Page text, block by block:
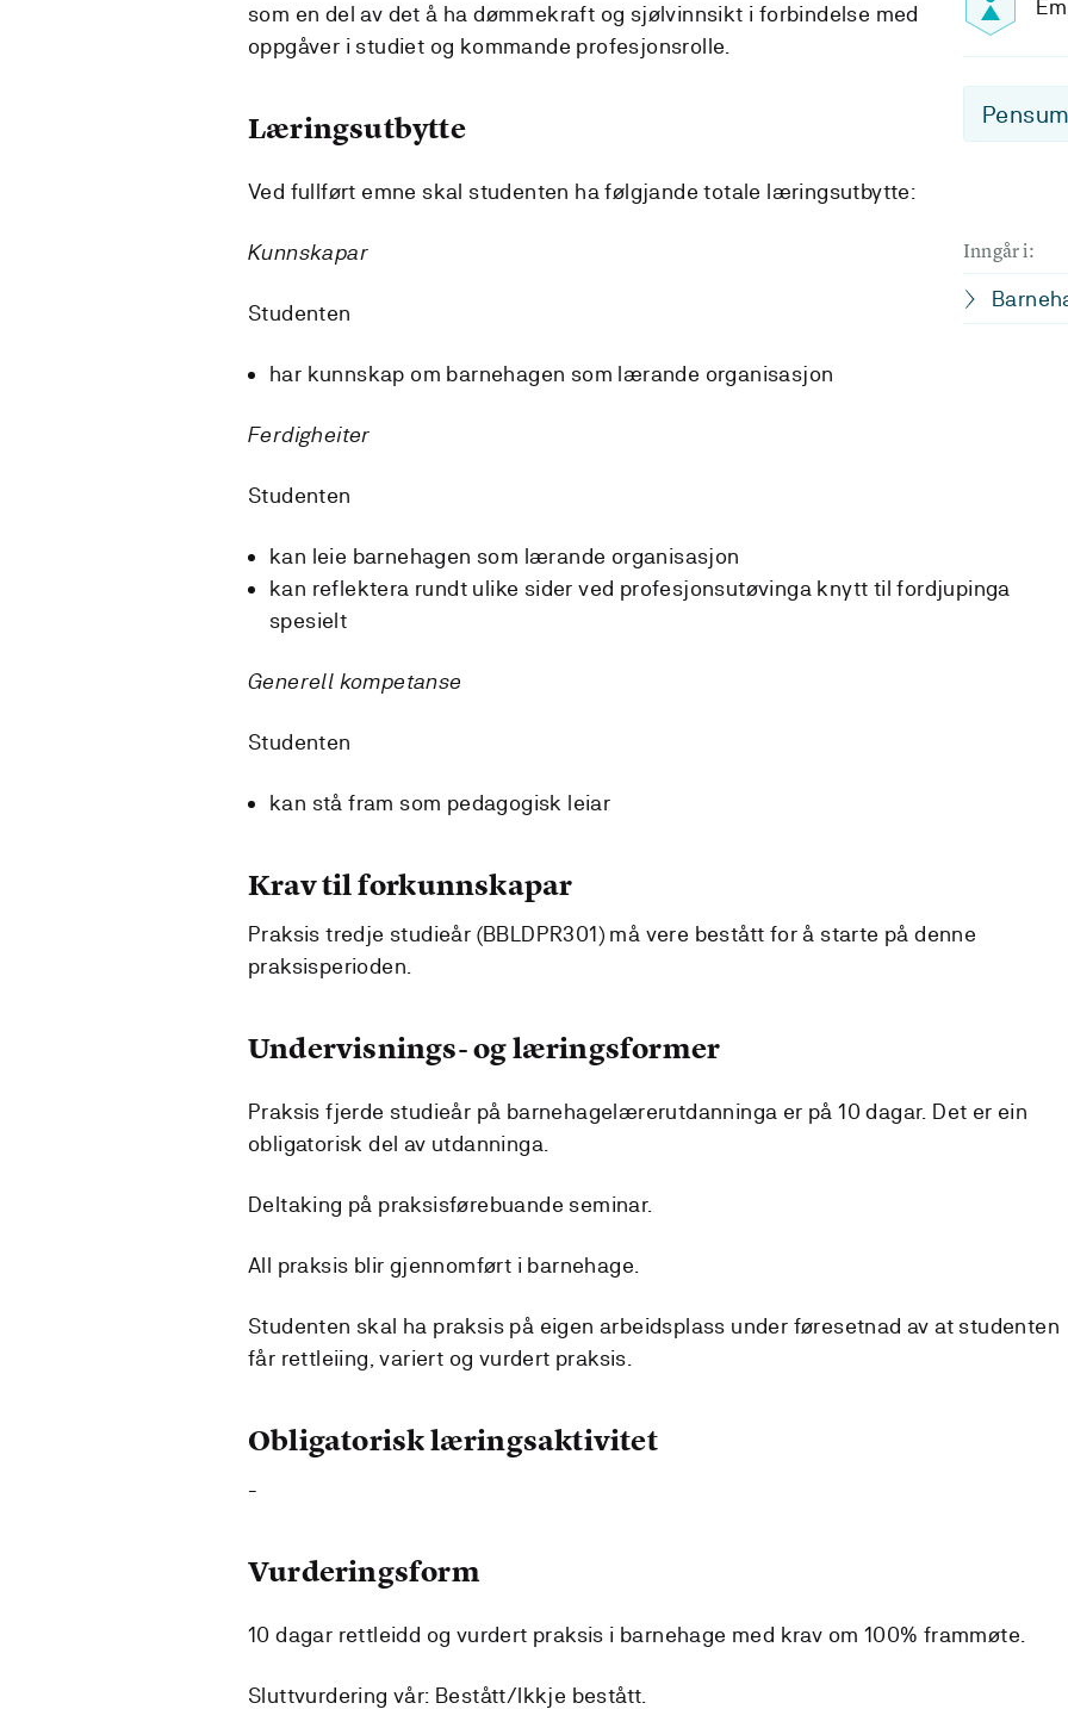
Inngår i:
som en del av det å ha dømmekraft og sjølvinnsikt i forbindelse med
oppgåver i studiet og kommande profesjonsrolle.
Læringsutbytte
Ved fullført emne skal studenten ha følgjande totale læringsutbytte:
Kunnskapar
Studenten
har kunnskap om barnehagen som lærande organisasjon
Ferdigheiter
Studenten
kan leie barnehagen som lærande organisasjon
kan reflektera rundt ulike sider ved profesjonsutøvinga knytt til fordjupinga
spesielt
Generell kompetanse
Studenten
kan stå fram som pedagogisk leiar
Krav til forkunnskapar
Praksis tredje studieår (BBLDPR301) må vere bestått for å starte på denne
praksisperioden.
Undervisnings- og læringsformer
Praksis fjerde studieår på barnehagelærerutdanninga er på 10 dagar. Det er ein
obligatorisk del av utdanninga.
Deltaking på praksisførebuande seminar.
All praksis blir gjennomført i barnehage.
Studenten skal ha praksis på eigen arbeidsplass under føresetnad av at studenten
får rettleiing, variert og vurdert praksis.
Obligatorisk læringsaktivitet
-
Vurderingsform
10 dagar rettleidd og vurdert praksis i barnehage med krav om 100% frammøte.
Sluttvurdering vår: Bestått/Ikkje bestått.